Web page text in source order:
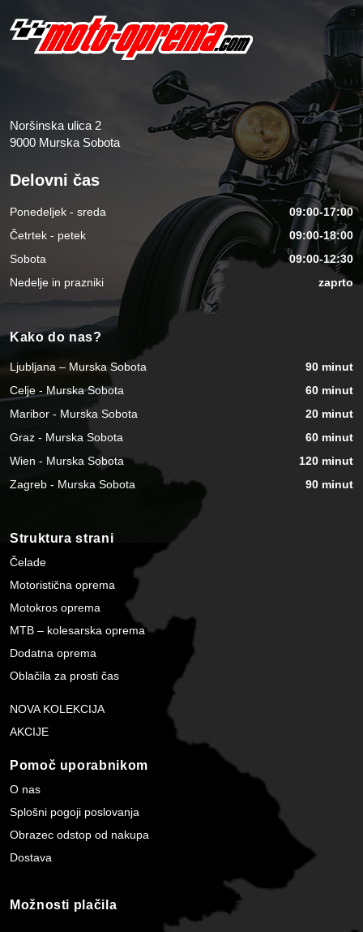
Noršinska ulica 2
9000 Murska Sobota
Delovni čas
Ponedeljek - sreda
09:00-17:00
Četrtek - petek
09:00-18:00
Sobota
09:00-12:30
Nedelje in prazniki
zaprto
Kako do nas?
Ljubljana – Murska Sobota
90 minut
Celje - Murska Sobota
60 minut
Maribor - Murska Sobota
20 minut
Graz - Murska Sobota
60 minut
Wien - Murska Sobota
120 minut
Zagreb - Murska Sobota
90 minut
Struktura strani
Čelade
Motoristična oprema
Motokros oprema
MTB – kolesarska oprema
Dodatna oprema
Oblačila za prosti čas
NOVA KOLEKCIJA
AKCIJE
Pomoč uporabnikom
O nas
Splošni pogoji poslovanja
Obrazec odstop od nakupa
Dostava
Možnosti plačila